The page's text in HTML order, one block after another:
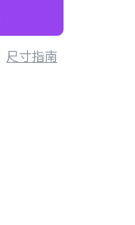
尺寸指南